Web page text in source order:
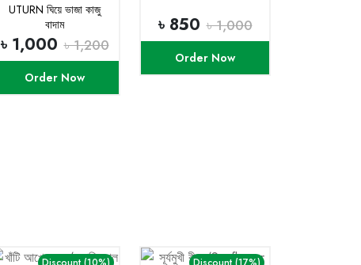
UTURN ঘিয়ে ভাজা কাজু
বাদাম
৳ 1,000 ৳ 1,200
Order Now
৳ 850 ৳ 1,000
Order Now